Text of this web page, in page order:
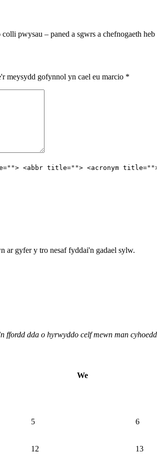
pwysau – paned a sgwrs a chefnogaeth heb
meysydd gofynnol yn cael eu marcio *
<abbr title=""> <acronym title="">
ar gyfer y tro nesaf fyddai'n gadael sylw.
ffordd dda o hyrwyddo celf mewn man
We
5 6
12 13